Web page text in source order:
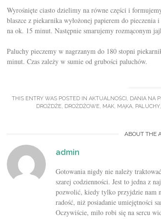
Wyrośnięte ciasto dzielimy na równe części i
blaszce z piekarnika wyłożonej papierem do
na ok. 15 minut. Następnie smarujemy rozmąconym
Paluchy pieczemy w nagrzanym do 180 stopni
minut. Czas zależy w sumie od grubości paluchów.
THIS ENTRY WAS POSTED IN AKTUALNOŚCI , DANIA NA
DROŻDŻE, DROŻDŻOWE, MAK, MĄKA, PALUCHY,
ABOUT THE
admin
Gotowania nigdy nie należy
szarej codzienności. Jest to jedna z
pozwolić, kiedy tylko przyjdzie nam
radość, niż posiadanie umiejętności
Oczywiście, miło robi się na sercu